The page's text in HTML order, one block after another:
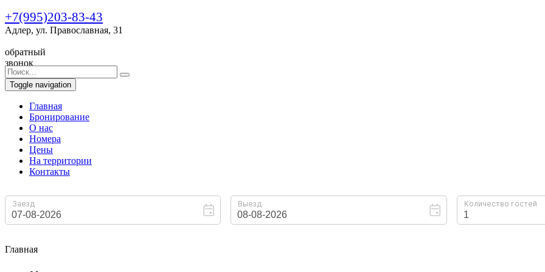
+7(995)203-83-43
Адлер, ул. Православная, 31
обратный
звонок
Toggle navigation
Главная
Бронирование
O нас
Номера
Цены
На территории
Контакты
Главная